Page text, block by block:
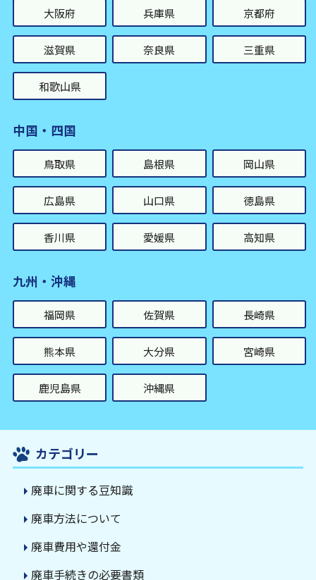
大阪府 兵庫県 京都府
滋賀県 奈良県 三重県
和歌山県
中国・四国
鳥取県 島根県 岡山県
広島県 山口県 徳島県
香川県 愛媛県 高知県
九州・沖縄
福岡県 佐賀県 長崎県
熊本県 大分県 宮崎県
鹿児島県 沖縄県
カテゴリー
廃車に関する豆知識
廃車方法について
廃車費用や還付金
廃車手続きの必要書類